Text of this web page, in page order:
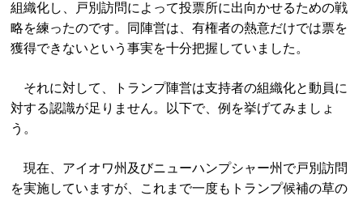
組織化し、戸別訪問によって投票所に出向かせるための戦
略を練ったのです。同陣営は、有権者の熱意だけでは票を
獲得できないという事実を十分把握していました。
それに対して、トランプ陣営は支持者の組織化と動員に
対する認識が足りません。以下で、例を挙げてみましょ
う。
現在、アイオワ州及びニューハンプシャー州で戸別訪問
を実施していますが、これまで一度もトランプ候補の草の